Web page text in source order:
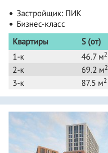
Застройщик: ПИК
Бизнес-класс
Квартиры
S (от)
1-к
46.7 м2
2-к 69.2 м2
3-к 87.5 м2